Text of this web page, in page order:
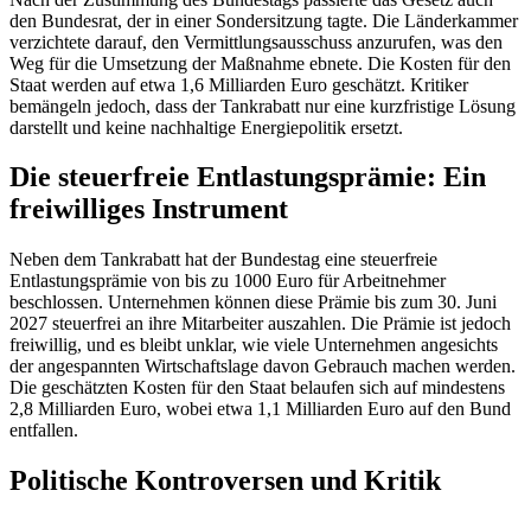
den Bundesrat, der in einer Sondersitzung tagte. Die Länderkammer
verzichtete darauf, den Vermittlungsausschuss anzurufen, was den
Weg für die Umsetzung der Maßnahme ebnete. Die Kosten für den
Staat werden auf etwa 1,6 Milliarden Euro geschätzt. Kritiker
bemängeln jedoch, dass der Tankrabatt nur eine kurzfristige Lösung
darstellt und keine nachhaltige Energiepolitik ersetzt.
Die steuerfreie Entlastungsprämie: Ein
freiwilliges Instrument
Neben dem Tankrabatt hat der Bundestag eine steuerfreie
Entlastungsprämie von bis zu 1000 Euro für Arbeitnehmer
beschlossen. Unternehmen können diese Prämie bis zum 30. Juni
2027 steuerfrei an ihre Mitarbeiter auszahlen. Die Prämie ist jedoch
freiwillig, und es bleibt unklar, wie viele Unternehmen angesichts
der angespannten Wirtschaftslage davon Gebrauch machen werden.
Die geschätzten Kosten für den Staat belaufen sich auf mindestens
2,8 Milliarden Euro, wobei etwa 1,1 Milliarden Euro auf den Bund
entfallen.
Politische Kontroversen und Kritik